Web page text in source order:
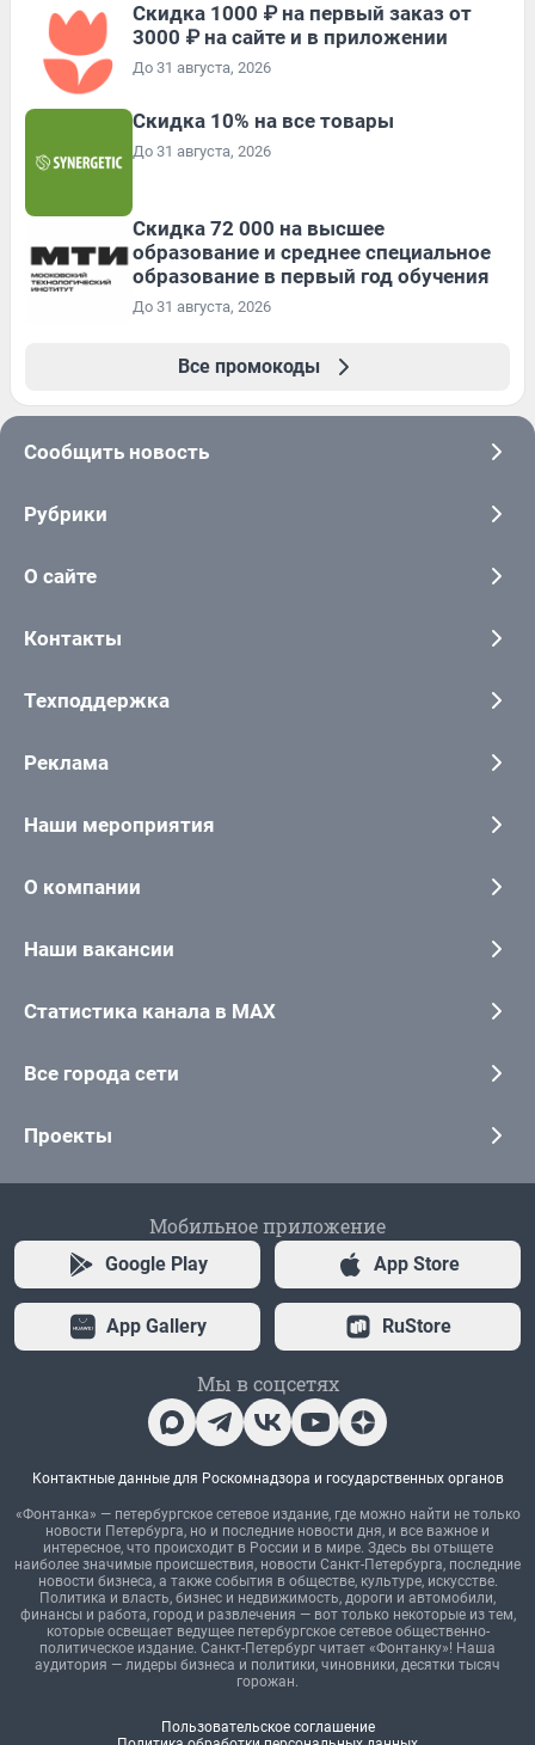
Скидка 1000 ₽ на первый заказ от
3000 ₽ на сайте и в приложении
До 31 августа, 2026
Скидка 10% на все товары
До 31 августа, 2026
Скидка 72 000 на высшее
образование и среднее специальное
образование в первый год обучения
До 31 августа, 2026
Все промокоды
Сообщить новость
Рубрики
О сайте
Контакты
Техподдержка
Реклама
Наши мероприятия
О компании
Наши вакансии
Статистика канала в MAX
Все города сети
Проекты
Мобильное приложение
Google Play App Store
App Gallery RuStore
Мы в соцсетях
Контактные данные для Роскомнадзора и государственных органов
«Фонтанка» — петербургское сетевое издание, где можно найти не только
новости Петербурга, но и последние новости дня, и все важное и
интересное, что происходит в России и в мире. Здесь вы отыщете
наиболее значимые происшествия, новости Санкт-Петербурга, последние
новости бизнеса, а также события в обществе, культуре, искусстве.
Политика и власть, бизнес и недвижимость, дороги и автомобили,
финансы и работа, город и развлечения — вот только некоторые из тем,
которые освещает ведущее петербургское сетевое общественно-
политическое издание. Санкт-Петербург читает «Фонтанку»! Наша
аудитория — лидеры бизнеса и политики, чиновники, десятки тысяч
горожан.
Пользовательское соглашение